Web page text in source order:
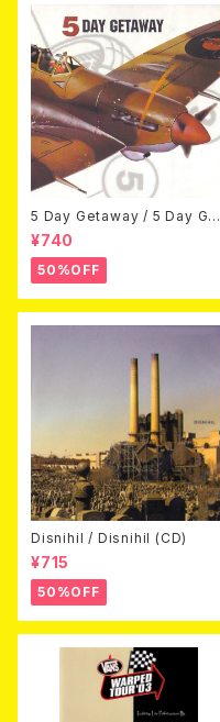
5 Day Getaway / 5 Day Get
away (CDEP)
¥740
50%OFF
Disnihil / Disnihil (CD)
¥715
50%OFF